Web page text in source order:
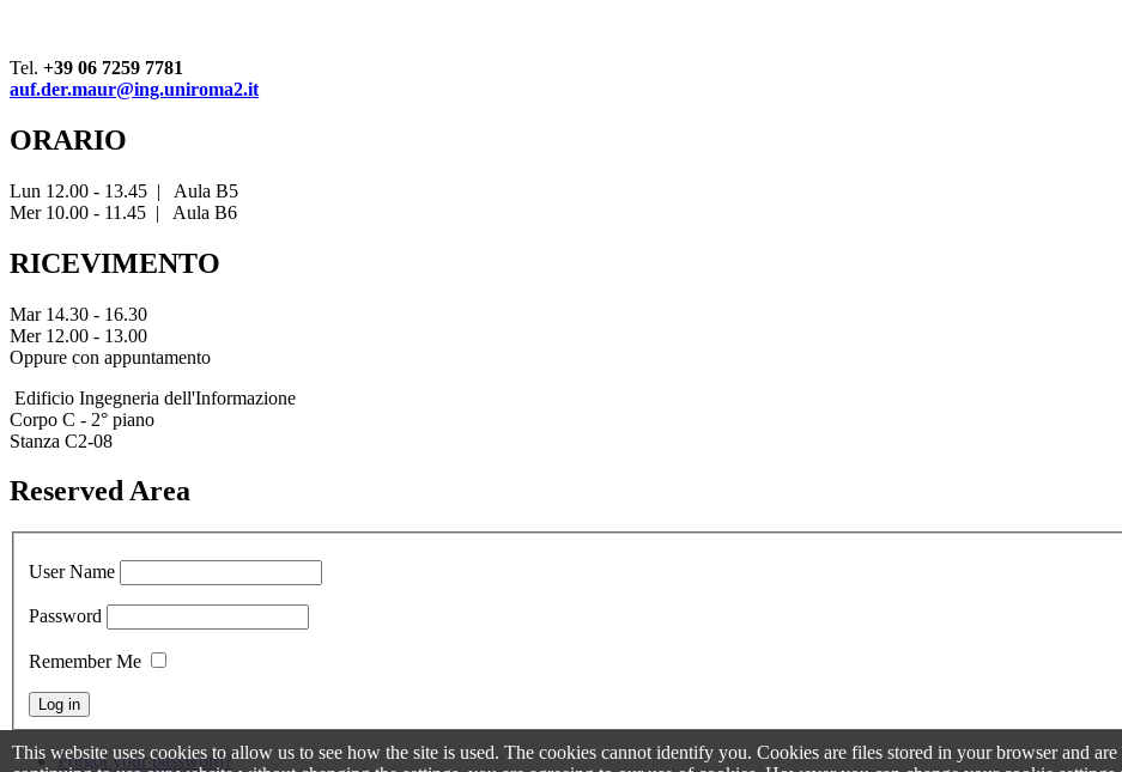
Tel. +39 06 7259 7781
auf.der.maur@ing.uniroma2.it
ORARIO
Lun 12.00 - 13.45 |
Aula B5
Mer 10.00 - 11.45 | Aula B6
RICEVIMENTO
Mar 14.30 - 16.30
Mer 12.00 - 13.00
Oppure con appuntamento
Edificio Ingegneria dell'Informazione
Corpo C - 2° piano
Stanza C2-08
Reserved Area
User Name
Password
Remember Me
Forgot your password?
This website uses cookies to allow us to see how the site is used. The cookies cannot identify you. Cookies are files stored in your browser and